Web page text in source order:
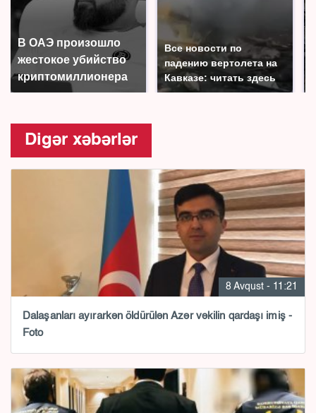
В ОАЭ произошло
жестокое убийство
криптомиллионера
Все новости по
падению вертолета на
Кавказе: читать здесь
Digər xəbərlər
8 Avqust - 11:21
Dalaşanları ayırarkən öldürülən Azər vəkilin qardaşı imiş -
Foto